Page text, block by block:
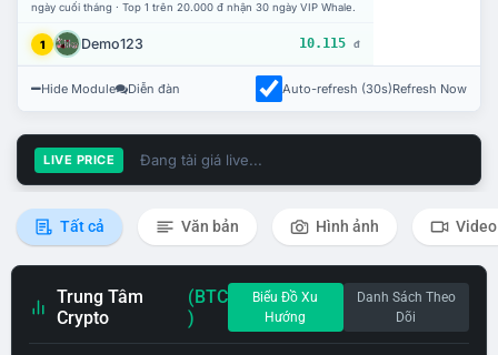
ngày cuối tháng · Top 1 trên 20.000 đ nhận 30 ngày VIP Whale.
1 Demo123 10.115 đ
Hide Module Diễn đàn Auto-refresh (30s)Refresh Now
LIVE PRICE Đang tải giá live...
Tất cả Văn bản Hình ảnh Video
Trung Tâm
Crypto
(BTC
)
Biểu Đồ Xu
Hướng
Danh Sách Theo
Dõi